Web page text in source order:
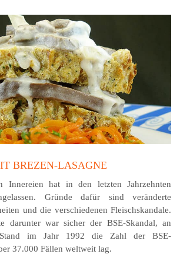
BREZEN-LASAGNE
Innereien hat in den letzten Jahrzehnten
Gründe dafür sind veränderte
und die verschiedenen Fleischskandale.
darunter war sicher der BSE-Skandal, an
Stand im Jahr 1992 die Zahl der BSE-
37.000 Fällen weltweit lag.